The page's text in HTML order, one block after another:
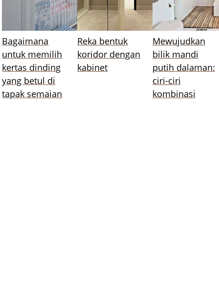
Bagaimana
untuk memilih
kertas dinding
yang betul di
tapak semaian
Reka bentuk
koridor dengan
kabinet
Mewujudkan
bilik mandi
putih dalaman:
ciri-ciri
kombinasi